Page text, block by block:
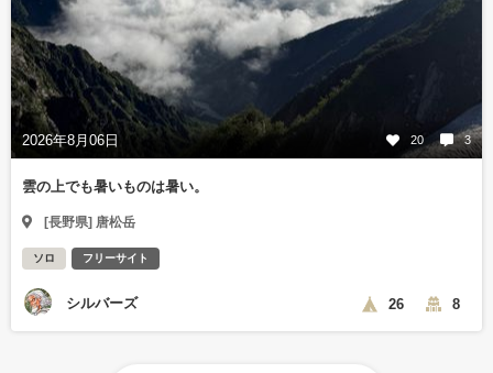
2026年8月06日 20 3
雲の上でも暑いものは暑い。
[長野県] 唐松岳
ソロ フリーサイト
シルバーズ 26 8